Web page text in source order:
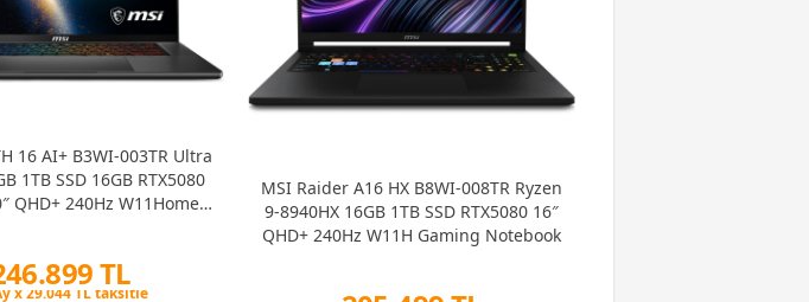
16 AI+ B3WI-003TR Ultra
1TB SSD 16GB RTX5080
QHD+ 240Hz W11Home
TL
MSI Raider A16 HX B8WI-008TR Ryzen
9-8940HX 16GB 1TB SSD RTX5080 16″
QHD+ 240Hz W11H Gaming Notebook